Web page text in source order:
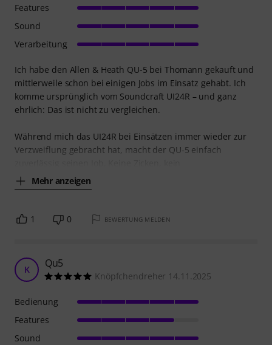
Ich habe den Allen & Heath QU-5 bei Thomann gekauft und
mittlerweile schon bei einigen Jobs im Einsatz gehabt. Ich
komme ursprünglich vom Soundcraft UI24R – und ganz
ehrlich: Das ist nicht zu vergleichen.
Während mich das UI24R bei Einsätzen immer wieder zur
Verzweiflung gebracht hat, macht der QU-5 einfach
Mehr anzeigen
Features
Sound
Verarbeitung
1 0 BEWERTUNG MELDEN
K Qu5
Knöpfchendreher 14.11.2025
Bedienung
Features
Sound